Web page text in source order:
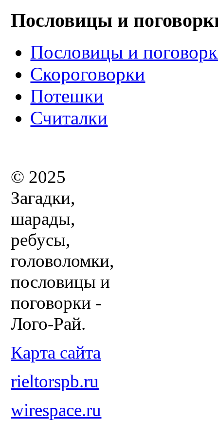
Пословицы и
Пословицы и
Скороговорки
Потешки
Считалки
© 2025
Загадки,
шарады,
ребусы,
головоломки,
пословицы и
поговорки -
Лого-Рай.
Карта сайта
rieltorspb.ru
wirespace.ru